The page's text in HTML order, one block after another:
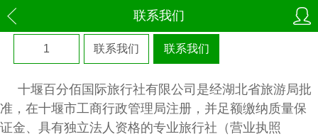
联系我们
1 联系我们 联系我们
十堰百分佰国际旅行社有限公司 是经湖北省旅游局批
准，在十堰市工商行政管理局注册，并足额缴纳质量保
证金、具有独立法人资格的专业旅行社（营业执照